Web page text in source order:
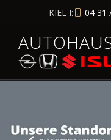
KIEL I: 04 31